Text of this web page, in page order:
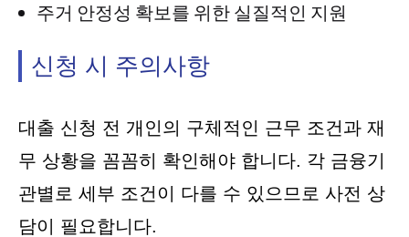
주거 안정성 확보를 위한 실질적인 지원
신청 시 주의사항
대출 신청 전 개인의 구체적인 근무 조건과 재
무 상황을 꼼꼼히 확인해야 합니다. 각 금융기
관별로 세부 조건이 다를 수 있으므로 사전 상
담이 필요합니다.